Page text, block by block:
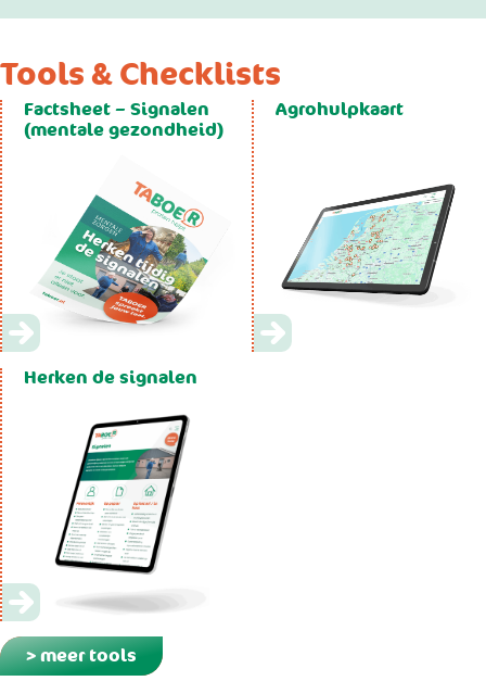
Tools & Checklists
Factsheet – Signalen
(mentale gezondheid)
Agrohulpkaart
Herken de signalen
> meer tools